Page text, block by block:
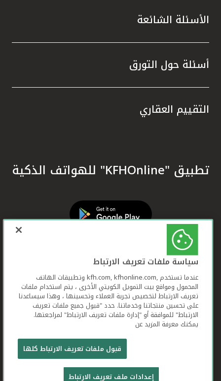
الأسئلة الشائعة
أسئلة حول التورق
التقييم العقاري
تطبيق "KFHOnline" للهواتف الذكية
بيت التمويل الكويتي جميع الحقوق محفوظة © 2026
شروط وأحكام استخدام الموقع الإلكتروني
سياسة ملفات تعريف الارتباط
عندما تستخدم ,kfh.com, kfhonline.com وتطبيقات الهاتف
المحمول ومواقع بيت التمويل الكويتي الأخرى ، يتم استخدام ملفات
تعريف الارتباط لتخصيص تجربة العملاء وتحسينها ، وهذا سيساعدنا
على تحسين منتجاتنا وخدماتنا. حدد "قبول جميع ملفات تعريف
الارتباط" للموافقة أو "إدارة ملفات تعريف الارتباط" لمراجعتها.
يمكنك معرفة المزيد عن
قبول ملفات تعريف الارتباط كلها
إعدادات ملف تعريف الارتباط